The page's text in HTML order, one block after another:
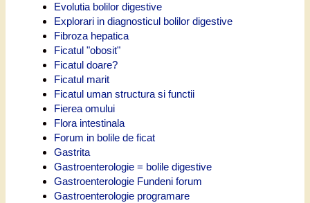
Evolutia bolilor digestive
Explorari in diagnosticul bolilor digestive
Fibroza hepatica
Ficatul "obosit"
Ficatul doare?
Ficatul marit
Ficatul uman structura si functii
Fierea omului
Flora intestinala
Forum in bolile de ficat
Gastrita
Gastroenterologie = bolile digestive
Gastroenterologie Fundeni forum
Gastroenterologie programare